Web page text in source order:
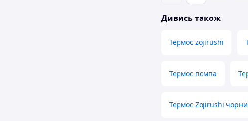
Дивись також
Термос zojirushi
Термос помпа
Термос Zojirushi